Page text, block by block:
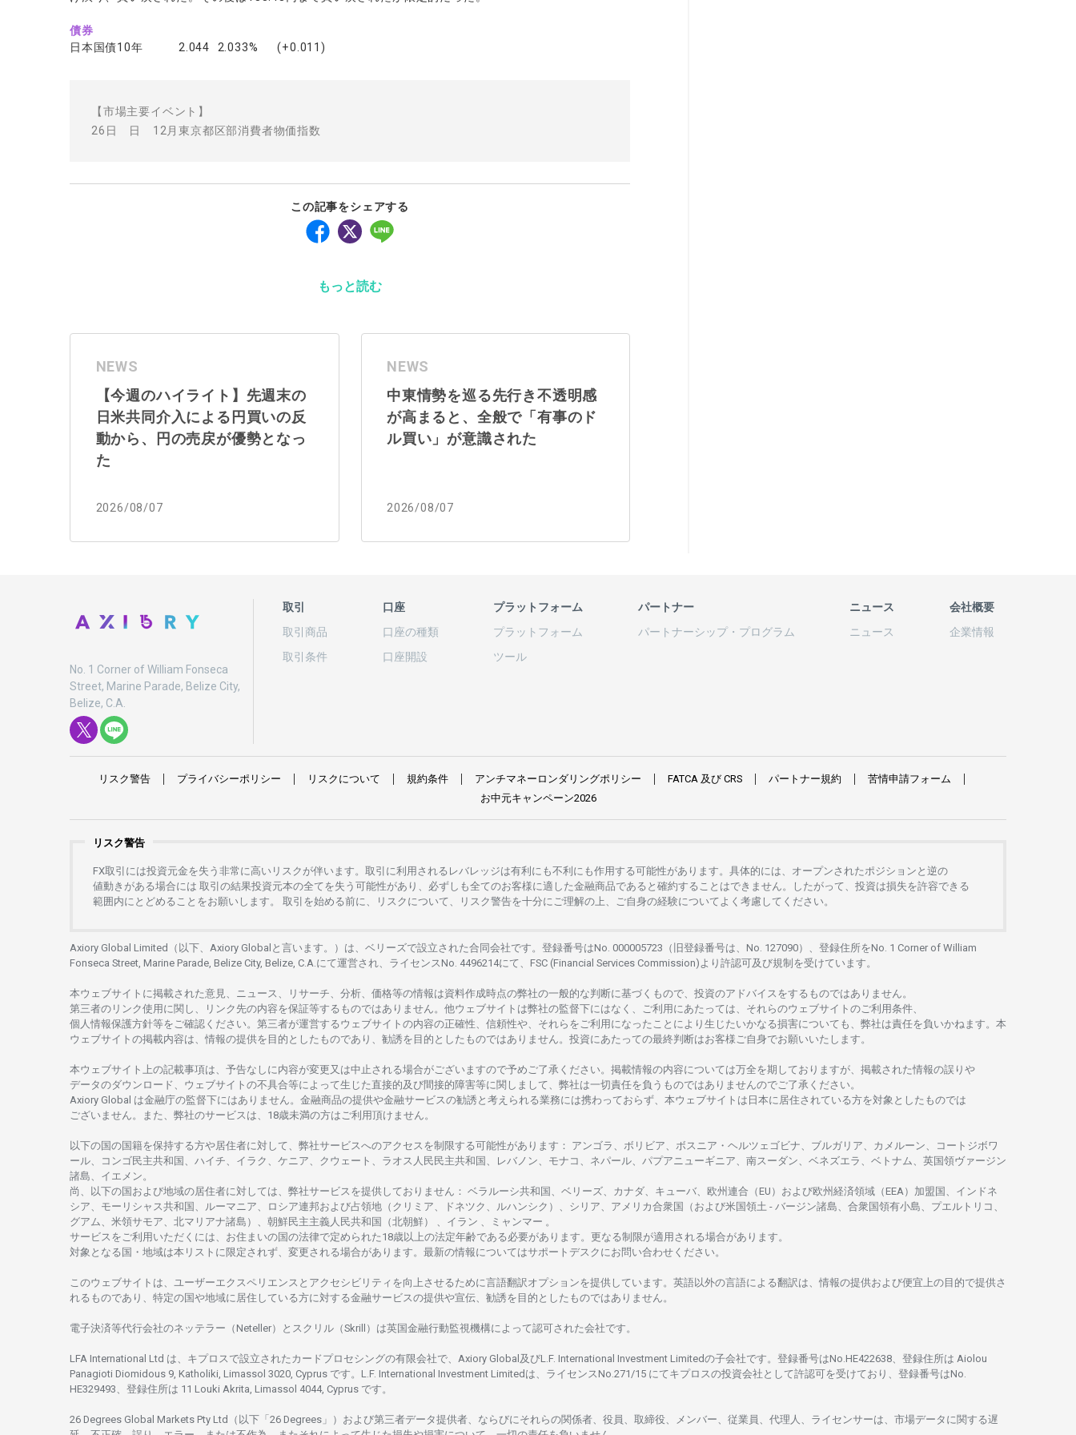
債券
日本国債10年 2.044 2.033% (+0.011)
【市場主要イベント】
26日 日 12月東京都区部消費者物価指数
この記事をシェアする
もっと読む
NEWS
【今週のハイライト】先週末の
日米共同介入による円買いの反
動から、円の売戻が優勢となっ
た
2026/08/07
NEWS
中東情勢を巡る先行き不透明感
が高まると、全般で「有事のド
ル買い」が意識された
2026/08/07
No. 1 Corner of William Fonseca
Street, Marine Parade, Belize City,
Belize, C.A.
取引
取引商品
取引条件
口座
口座の種類
口座開設
プラットフォーム
プラットフォーム
ツール
パートナー
パートナーシップ・ プログラム
ニュース
ニュース
会社概要
企業情報
リスク警告 プライバシーポリシー リスクについて 規約条件 アンチマネーロンダリングポリシー FATCA 及び CRS パートナー規約 苦情申請フォーム
お中元キャンペーン2026
リスク警告
FX取引には投資元金を失う 非常に高い リスクが伴います。 取引に利用さ れる レバレッジは有利にも不利にも作用する可能性があります。 具体的には、 オープンさ れた ポジションと 逆の
値動きがある場合には 取引の結果投資元本の全てを失う 可能性があり、 必ずしも全てのお客様に適した金融商品であると 確約することはできません。したがって、 投資は損失を許容できる
範囲内にとどめることをお願いします 。 取引を始める前に、リスクについて、 リスク警告を十分に ご理解の 上、 ご自身の経験について よく 考慮してください。
Axiory Global Limited（以下、Axiory Globalと言います。）は、 ベリーズで設立さ れた合同会社です。 登録番号はNo. 000005723（旧登録番号は、No. 127090）、 登録住所をNo. 1 Corner of William
Fonseca Street, Marine Parade, Belize City, Belize, C.A.にて運営さ れ、 ライセンスNo. 4496214にて、FSC (Financial Services Commission)より 許認可及び規制を受けています。
本ウェブサイトに掲載さ れた意見、ニュース、リサーチ、分析、 価格等の情報は資料作成時点の弊社の一般的な判断に基づくもので、 投資のアドバイスをするものではありません。
第三者の リンク使用に関し、 リンク先の内容を保証等するものではありません。 他ウェブサイトは弊社の監督下にはな く、 ご利用に あたっては、 それらのウェブサイトの ご利用条件、
個人情報保護方針等を ご確認ください。 第三者が運営するウェブサイトの内容の正確性、信頼性や、それらをご利用になったことにより 生じたいかなる損害についても、 弊社は責任を負いかね ます。 本
ウェブサイトの掲載内容は、 情報の提供を 目的としたものであり、 勧誘を 目的としたものではありません。 投資に あたっての最終判断はお客様ご自身でお願いいたします。
本ウェブサイト 上の記載事項は、 予告なしに 内容が変更又は中止さ れる場合がございますので予めご了承ください。 掲載情報の内容については万全を期しておりますが、 掲載さ れた情報の誤りや
データのダウンロード、 ウェブサイトの不具合等に よって生じた 直接的及び間接的障害等に関し まして、 弊社は一切責任を負うものではありませんのでご了承ください。
Axiory Global は金融庁の監督下にはありません。 金融商品の提供や金融サービスの勧誘と 考えられる業務には携わっておらず、 本ウェブサイトは 日本に 居住さ れている方を対象としたものでは
ございません。
また、 弊社のサービスは、18歳未満の方は ご利用頂けません 。
以下の国の国籍を保持する方や居住者に対して、 弊社サービスへのアクセスを制限する可能性があります ： アンゴラ、ボリビア、 ボスニア ・ ヘルツェゴビナ、ブルガリア、カメルーン、コートジボワ
ール、
コンゴ民主共和国、ハイチ、イラク、ケニア、クウェート、 ラオス 人民民主共和国、レバノン、モナコ、ネパール、パプアニューギニア、 南スーダン、ベネズエラ、ベトナム、 英国領ヴァージン
諸島、 イエメン。
尚、 以下の国および地域の居住者に対しては、 弊社サービスを提供しておりません ： ベラルーシ共和国、ベリーズ、カナダ、キューバ、 欧州連合 （EU） および欧州経済領域 （EEA）加盟国、インドネ
シア、 モーリシャス共和国、ルーマニア、 ロシア連邦および占領地 （クリミア、ドネツク、ルハンシク）、シリア、 アメリカ合衆国 （および米国領土 - バージン諸島、合衆国領有小島、プエルトリコ、
グアム、 米領サモア、 北マリアナ諸島）、 朝鮮民主主義人民共和国 （北朝鮮） 、イラン 、ミャンマー 。
サービスを ご利用いただくには、お住まいの国の法律で定められた 18歳以上の法定年齢である必要があります。 更なる制限が適用さ れる場合があります。
対象となる国 ・ 地域は本 リストに限定さ れず、 変更さ れる場合があります。 最新の情報についてはサポートデスクに お問い合わせくださ い。
このウェブサイトは、 ユーザーエクスペリエンスと アクセシビリティを向上さ せるために言語翻訳オプションを提供しています。 英語以外の言語に よる翻訳は、 情報の提供および便宜上の目的で提供さ
れるものであり、 特定の国や地域に 居住している方に対する金融サービスの提供や宣伝、 勧誘を 目的としたものではありません。
電子決済等代行会社のネッテラー （Neteller）と スクリル （Skrill）は英国金融行動監視機構に よって認可さ れた会社です。
LFA International Ltd は、 キプロスで設立さ れた カードプロセシングの有限会社で、Axiory Global及びL.F. International Investment Limitedの子会社です。 登録番号はNo.HE422638、 登録住所は Aiolou
Panagioti Diomidous 9, Katholiki, Limassol 3020, Cyprus です。L.F. International Investment Limitedは、 ライセンスNo.271/15 にてキプロスの投資会社として許認可を受けており、 登録番号はNo.
HE329493、 登録住所は 11 Louki Akrita, Limassol 4044, Cyprus です。
26 Degrees Global Markets Pty Ltd（以下「26 Degrees」） および第三者データ提供者、ならびにそれらの関係者、役員、取締役、メンバー、従業員、代理人、ライセンサーは、 市場データに関する遅